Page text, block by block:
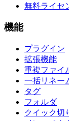
無料ライセ
機能
プラグイン
拡張機能
重複ファイ
一括リネー
タグ
フォルダ
クイック切